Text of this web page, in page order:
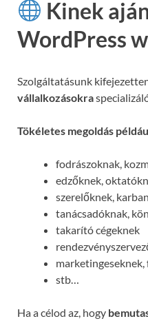
Kinek
WordPress
Szolgáltatásunk
vállalkozásokra
Tökéletes megoldás
fodrászoknak,
edzőknek,
szerelőknek,
tanácsadóknak,
takarító cégeknek
stb…
Ha a célod az, hogy